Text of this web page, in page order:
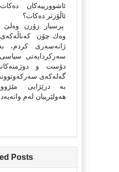
ئاشوورییەكان
ئاڵۆزتر دەكات؟
پرسیار زۆرن وەلىَ
وەك چۆن
ژانەسەرى كردم،
سەركردایەتى
دۆست و
گەلەكەى
بە درێژایى
هەولێرییان لەم
Posts